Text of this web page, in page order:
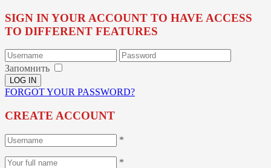
SIGN IN YOUR ACCOUNT TO HAVE ACCESS
TO DIFFERENT FEATURES
Запомнить
FORGOT YOUR PASSWORD?
CREATE ACCOUNT
*
*